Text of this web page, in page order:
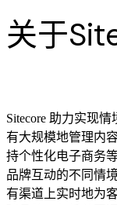
关于
Sitecore 助力实现
有大规模地管理内
持个性化电子商务
品牌互动的不同情
有渠道上实时地为